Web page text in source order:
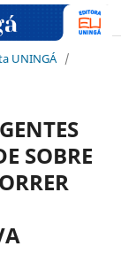
UNINGÁ /
SOBRE